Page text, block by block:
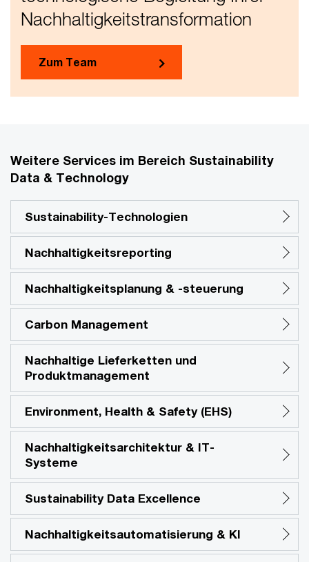
Nachhaltigkeitstransformation
Zum Team
Weitere Services im Bereich Sustainability
Data & Technology
Sustainability-Technologien
Nachhaltigkeitsreporting
Nachhaltigkeitsplanung & -steuerung
Carbon Management
Nachhaltige Lieferketten und
Produktmanagement
Environment, Health & Safety (EHS)
Nachhaltigkeitsarchitektur & IT-
Systeme
Sustainability Data Excellence
Nachhaltigkeitsautomatisierung & KI